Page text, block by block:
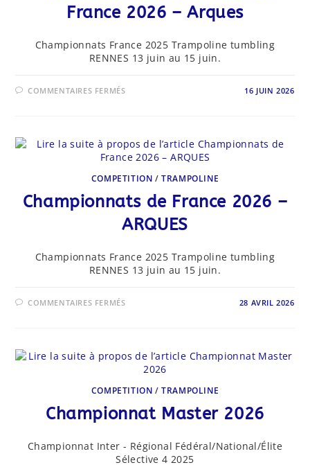
France 2026 – Arques
Championnats France 2025 Trampoline tumbling
RENNES 13 juin au 15 juin.
COMMENTAIRES FERMÉSSUR
–
ARQUES
16 JUIN 2026
COMPETITION /TRAMPOLINE
Championnats de France 2026 –
ARQUES
Championnats France 2025 Trampoline tumbling
RENNES 13 juin au 15 juin.
COMMENTAIRES FERMÉSSUR
ARQUES
28 AVRIL 2026
COMPETITION /TRAMPOLINE
Championnat Master 2026
Championnat Inter - Régional Fédéral/National/Élite
Sélective 4 2025